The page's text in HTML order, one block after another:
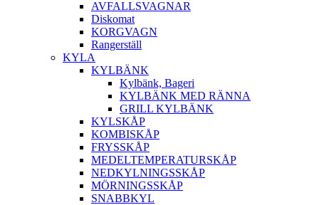
AVFALLSVAGNAR
Diskomat
KORGVAGN
Rangerställ
KYLA
KYLBÄNK
Kylbänk, Bageri
KYLBÄNK MED RÄNNA
GRILL KYLBÄNK
KYLSKÅP
KOMBISKÅP
FRYSSKÅP
MEDELTEMPERATURSKÅP
NEDKYLNINGSSKÅP
MÖRNINGSSKÅP
SNABBKYL